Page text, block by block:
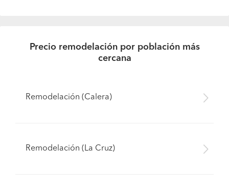
Precio remodelación por población más
cercana
Remodelación (Calera)
Remodelación (La Cruz)